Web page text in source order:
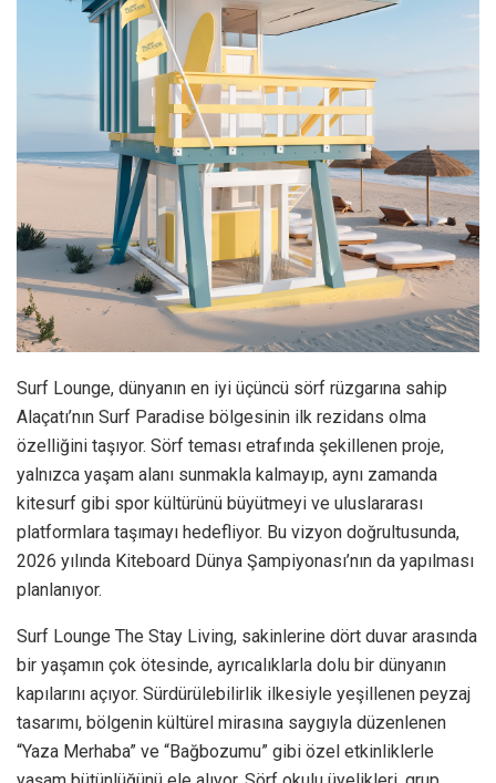
Surf Lounge, dünyanın en iyi üçüncü sörf rüzgarına sahip
Alaçatı’nın Surf Paradise bölgesinin ilk rezidans olma
özelliğini taşıyor. Sörf teması etrafında şekillenen proje,
yalnızca yaşam alanı sunmakla kalmayıp, aynı zamanda
kitesurf gibi spor kültürünü büyütmeyi ve uluslararası
platformlara taşımayı hedefliyor. Bu vizyon doğrultusunda,
2026 yılında Kiteboard Dünya Şampiyonası’nın da yapılması
planlanıyor.
Surf Lounge The Stay Living, sakinlerine dört duvar arasında
bir yaşamın çok ötesinde, ayrıcalıklarla dolu bir dünyanın
kapılarını açıyor. Sürdürülebilirlik ilkesiyle yeşillenen peyzaj
tasarımı, bölgenin kültürel mirasına saygıyla düzenlenen
“Yaza Merhaba” ve “Bağbozumu” gibi özel etkinliklerle